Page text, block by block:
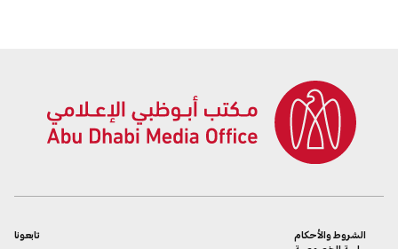
تابعونا
الشروط والأحكام